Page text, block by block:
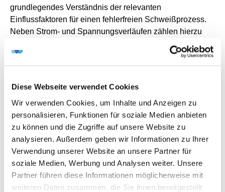
Diese Webseite verwendet Cookies
Wir verwenden Cookies, um Inhalte und Anzeigen zu
personalisieren, Funktionen für soziale Medien anbieten
zu können und die Zugriffe auf unsere Website zu
analysieren. Außerdem geben wir Informationen zu Ihrer
Verwendung unserer Website an unsere Partner für
soziale Medien, Werbung und Analysen weiter. Unsere
Partner führen diese Informationen möglicherweise mit
weiteren Daten zusammen, die Sie ihnen bereitgestellt
grundlegendes Verständnis der relevanten
Einflussfaktoren für einen fehlerfreien Schweißprozess.
Neben Strom- und Spannungsverläufen zählen hierzu
Beschaffenheit, Schutzgas, Brenneranstellung, Stick-Out
sowie die gewählte Prozessart.
Die Technische Universität Chemnitz (TU Chemnitz) führt
derzeit Versuchsreihen durch, um eine strategische
Roadmap für die Forschung zu entwickeln, die
Innovationen rund um die Qualitätssicherung in der
Schweißtechnik fördert. Bei den Versuchen der TU
Chemnitz geht es darum, Schweißfehler kontrolliert
nachzustellen und daraus Erkenntnisse für die
Prozessoptimierung zu gewinnen. Die Roadmap soll in